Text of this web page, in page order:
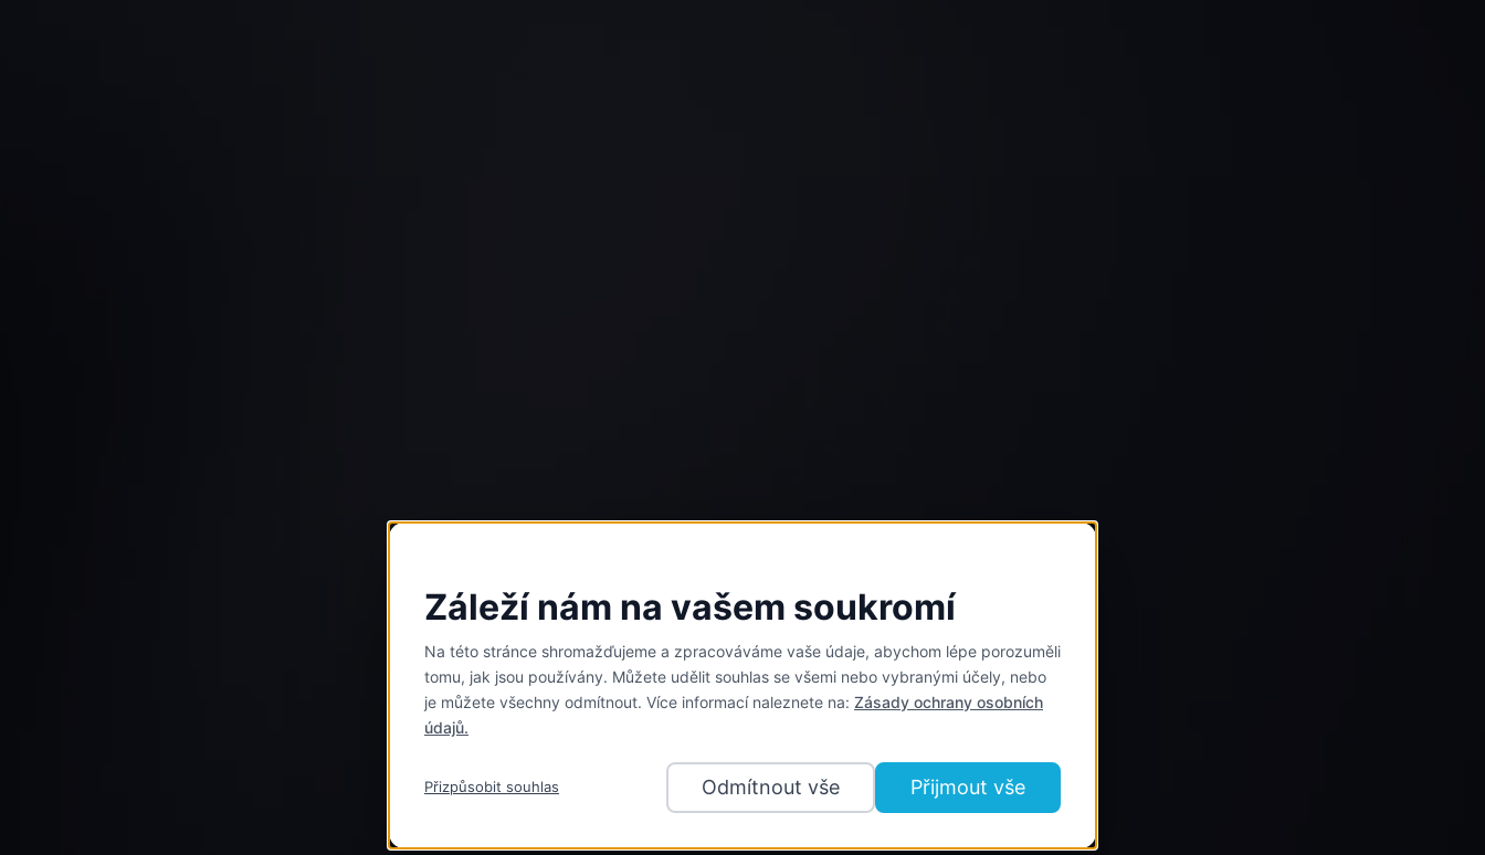
Záleží nám na vašem soukromí
Na této stránce shromažďujeme a zpracováváme vaše údaje, abychom lépe porozuměli
tomu, jak jsou používány. Můžete udělit souhlas se všemi nebo vybranými účely, nebo
je můžete všechny odmítnout. Více informací naleznete na: Zásady ochrany osobních
údajů.
Přizpůsobit souhlas Odmítnout vše Přijmout vše